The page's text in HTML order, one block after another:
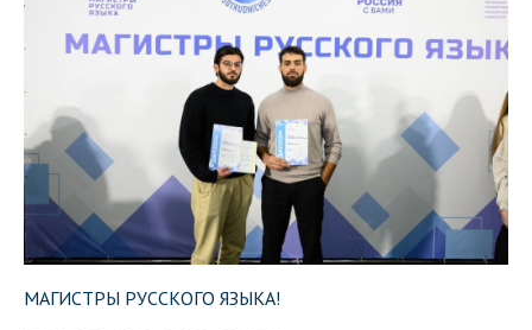
МАГИСТРЫ РУССКОГО ЯЗЫКА!